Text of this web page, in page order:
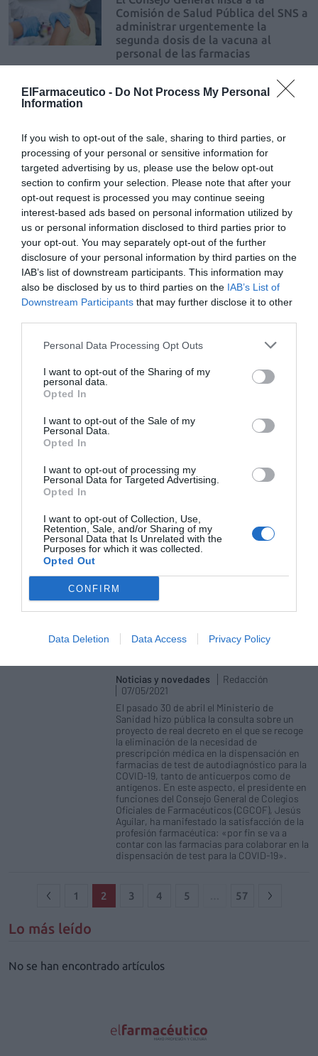
ElFarmaceutico - Do Not Process My Personal
Information
If you wish to opt-out of the sale, sharing to third parties, or
processing of your personal or sensitive information for
targeted advertising by us, please use the below opt-out
section to confirm your selection. Please note that after your
opt-out request is processed you may continue seeing
interest-based ads based on personal information utilized by
us or personal information disclosed to third parties prior to
your opt-out. You may separately opt-out of the further
disclosure of your personal information by third parties on the
IAB’s list of downstream participants. This information may
also be disclosed by us to third parties on the IAB’s List of
Downstream Participants that may further disclose it to other
Personal Data Processing Opt Outs
I want to opt-out of the Sharing of my
personal data.
Opted In
I want to opt-out of the Sale of my
Personal Data.
Opted In
I want to opt-out of processing my
Personal Data for Targeted Advertising.
Opted In
I want to opt-out of Collection, Use,
Retention, Sale, and/or Sharing of my
Personal Data that Is Unrelated with the
Purposes for which it was collected.
Opted Out
CONFIRM
Data Deletion Data Access Privacy Policy
Comisión de Salud Pública del SNS a
administrar urgentemente la
segunda dosis de la vacuna al
personal de las farmacias
El Consejo General de Colegios Oficiales de
Pública del Consejo Interterritorial del
Sistema Nacional de Salud (SNS), ha instado
al Ministerio de Sanidad y a las comunidades
autónomas a que pongan fin a la
«incertidumbre de los farmacéuticos» y se
agilice y complete con la segunda dosis la
inmunización de los profesionales de las
farmacias. Así es como ya lo ha venido
demandando en varios ocasiones al
Ministerio de Sanidad.
El Consejo General de Colegios
Farmacéuticos reivindica las
reformas sanitarias como una
potencial asistencial
Noticias y novedades
Redacción
Colección CONSEJO 2021
El Consejo General de Colegios Oficiales de
Farmacéuticos (CGCOF) ha presentado una
de actualidad sobre el medicamento y los
productos de parafarmacia para los
profesionales sanitarios que reúne el
Catálogo de Medicamentos, la revista
El CGCOF reclama un protocolo de
sanitarias para garantizar la
vigilancia epidemiológica de la
Noticias y novedades
Redacción
07/05/2021
El pasado 30 de abril el Ministerio de
Sanidad hizo pública la consulta sobre un
proyecto de real decreto en el que se recoge
la eliminación de la necesidad de
prescripción médica en la dispensación en
farmacias de test de autodiagnóstico para la
COVID-19, tanto de anticuerpos como de
antígenos. En este aspecto, el presidente en
funciones del Consejo General de Colegios
Oficiales de Farmacéuticos (CGCOF), Jesús
Aguilar, ha manifestado la satisfacción de la
profesión farmacéutica: «por fin se va a
contar con las farmacias para colaborar en la
dispensación de test para la COVID-19».
1 2 3 4 5 57
Lo más leído
No se han encontrado artículos